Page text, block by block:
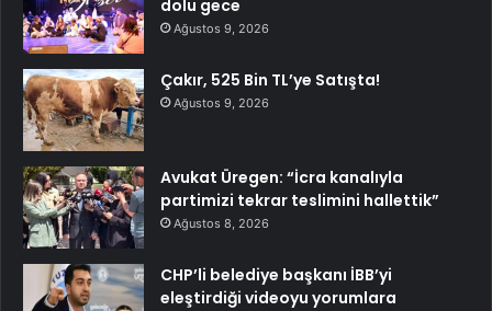
dolu gece
Ağustos 9, 2026
Çakır, 525 Bin TL’ye Satışta!
Ağustos 9, 2026
Avukat Üregen: “İcra kanalıyla
partimizi tekrar teslimini hallettik”
Ağustos 8, 2026
CHP’li belediye başkanı İBB’yi
eleştirdiği videoyu yorumlara